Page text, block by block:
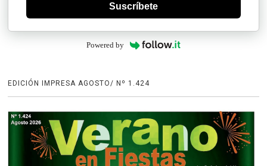
Suscríbete
Powered by
EDICIÓN IMPRESA AGOSTO/ Nº 1.424